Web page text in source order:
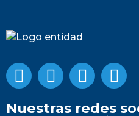
Nuestras redes